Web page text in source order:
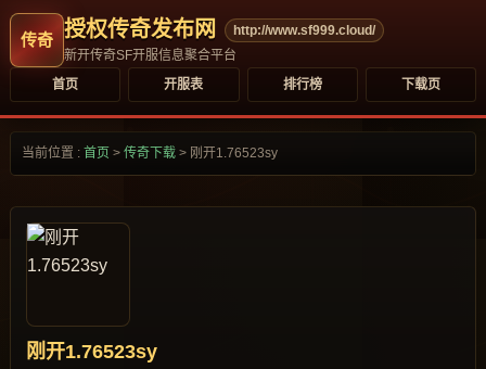
授权传奇发布网
http://www.sf999.cloud/
新开传奇SF开服信息聚合平台
首页
开服表 排行榜 下载页
当前位置 : 首页 > 传奇下载 > 刚开1.76523sy
刚开1.76523sy